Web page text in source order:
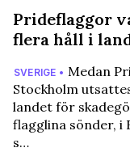
Prideflaggor
flera håll i
SVERIGE • Medan
Stockholm
landet för
flagglina sönder, i
s…